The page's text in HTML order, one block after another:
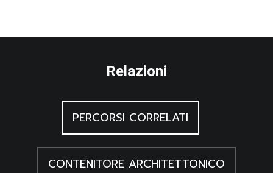
Relazioni
PERCORSI CORRELATI
CONTENITORE ARCHITETTONICO